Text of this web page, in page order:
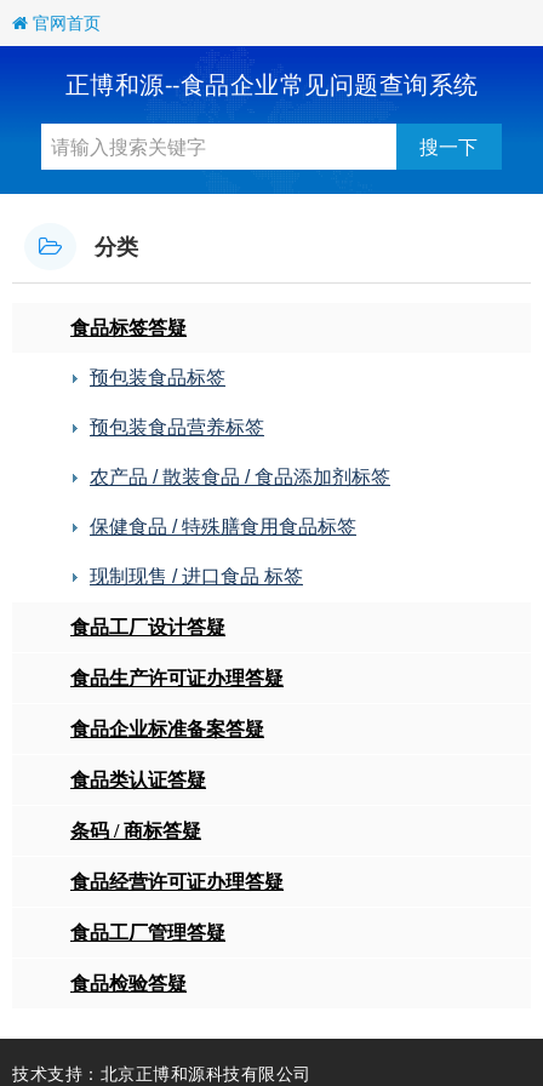
官网首页
正博和源--食品企业常见问题查询系统
搜一下
分类
食品标签答疑
预包装食品标签
预包装食品营养标签
农产品 / 散装食品 / 食品添加剂标签
保健食品 / 特殊膳食用食品标签
现制现售 / 进口食品 标签
食品工厂设计答疑
食品生产许可证办理答疑
食品企业标准备案答疑
食品类认证答疑
条码 / 商标答疑
食品经营许可证办理答疑
食品工厂管理答疑
食品检验答疑
技术支持：北京正博和源科技有限公司